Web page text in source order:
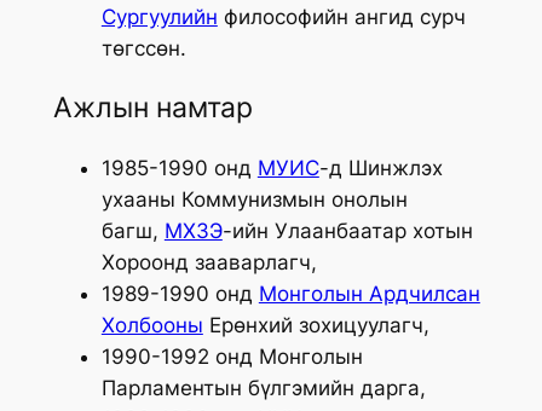
Сургуулийн философийн ангид сурч
төгссөн.
Ажлын намтар
1985-1990 онд МУИС-д Шинжлэх
ухааны Коммунизмын онолын
багш, МХЗЭ-ийн Улаанбаатар хотын
Хороонд зааварлагч,
1989-1990 онд Монголын Ардчилсан
Холбооны Ерөнхий зохицуулагч,
1990-1992 онд Монголын
Парламентын бүлгэмийн дарга,